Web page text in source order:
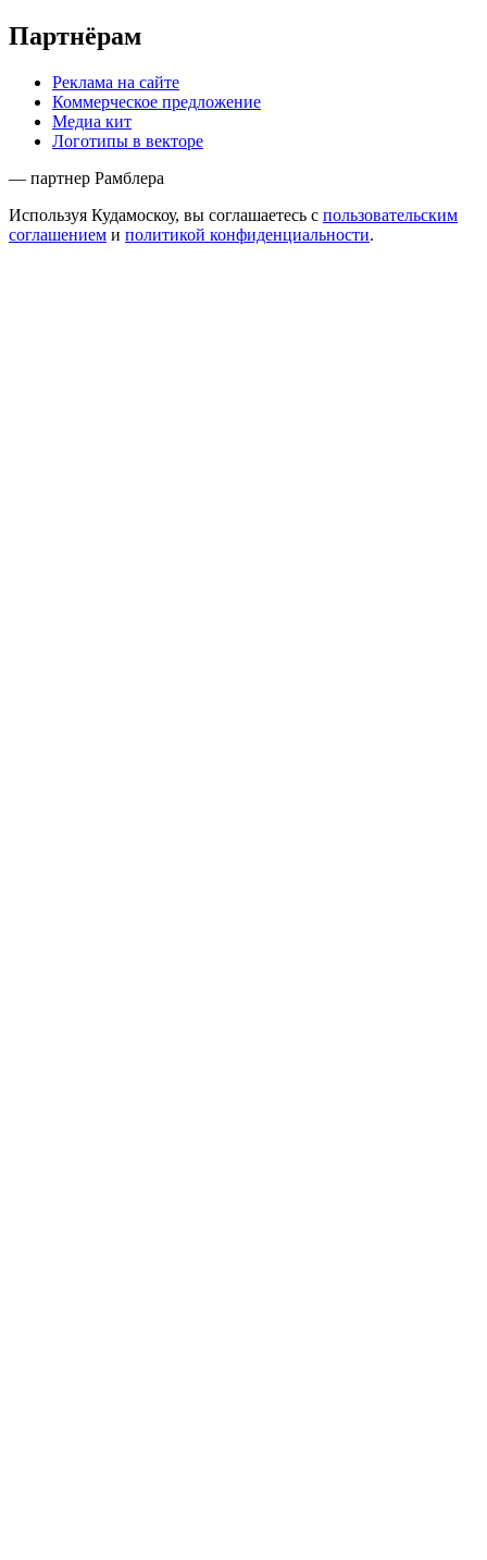
Партнёрам
Реклама на сайте
Коммерческое предложение
Медиа кит
Логотипы в векторе
— партнер Рамблера
Используя Кудамоскоу, вы соглашаетесь с пользовательским
соглашением и политикой конфиденциальности.